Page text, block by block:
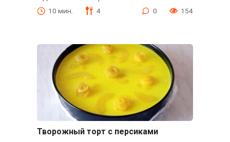
10 мин. 4 0 154
Творожный торт с персиками